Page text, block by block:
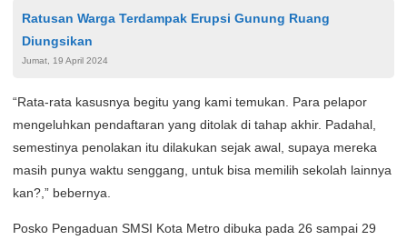
Ratusan Warga Terdampak Erupsi Gunung Ruang
Diungsikan
Jumat, 19 April 2024
“Rata-rata kasusnya begitu yang kami temukan. Para pelapor
mengeluhkan pendaftaran yang ditolak di tahap akhir. Padahal,
semestinya penolakan itu dilakukan sejak awal, supaya mereka
masih punya waktu senggang, untuk bisa memilih sekolah lainnya
kan?,” bebernya.
Posko Pengaduan SMSI Kota Metro dibuka pada 26 sampai 29